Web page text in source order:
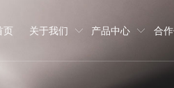
页 关于我们 产品中心 合